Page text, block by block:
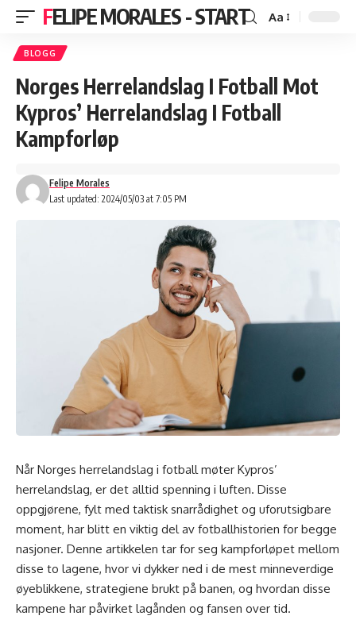
FELIPE MORALES - START Aa
BLOGG
Norges Herrelandslag I Fotball Mot
Kypros’ Herrelandslag I Fotball
Kampforløp
Last updated: 2024/05/03 at 7:05 PM
Felipe Morales
Når Norges herrelandslag i fotball møter Kypros’
herrelandslag, er det alltid spenning i luften. Disse
oppgjørene, fylt med taktisk snarrådighet og uforutsigbare
moment, har blitt en viktig del av fotballhistorien for begge
nasjoner. Denne artikkelen tar for seg kampforløpet mellom
disse to lagene, hvor vi dykker ned i de mest minneverdige
øyeblikkene, strategiene brukt på banen, og hvordan disse
kampene har påvirket lagånden og fansen over tid.